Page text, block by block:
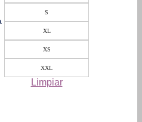
S
XL
XS
XXL
Limpiar